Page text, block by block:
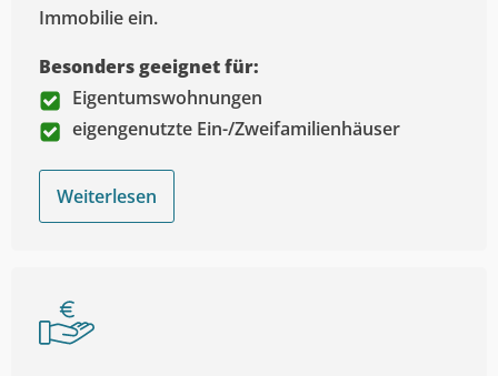
Immobilie ein.
Besonders geeignet für:
Eigentumswohnungen
eigengenutzte Ein-/Zweifamilienhäuser
Weiterlesen